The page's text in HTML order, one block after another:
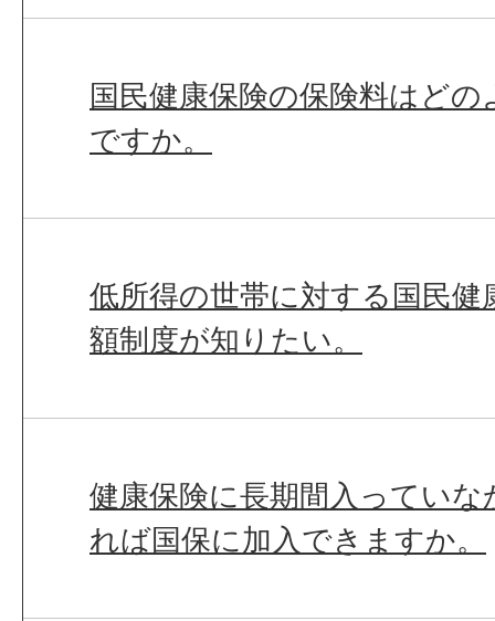
国民健康保険の保険料はど
ですか。
低所得の世帯に対する国民健
額制度が知りたい。
健康保険に長期間入ってい
れば国保に加入できますか。